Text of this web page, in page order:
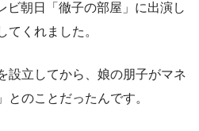
ビ朝日「徹子の部屋」に出演し
てくれました。
設立してから、娘の朋子がマネ
とのことだったんです。